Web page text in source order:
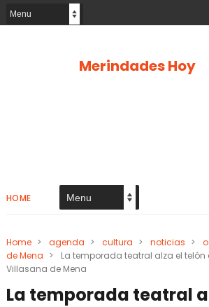
Merindades Hoy
HOME
Home > agenda > cultura > noticias >
de Mena >
La temporada teatral alza el telón
Villasana de Mena
La temporada teatral